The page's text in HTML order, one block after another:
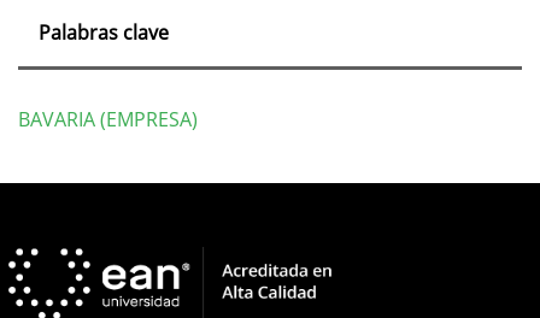
Palabras clave
BAVARIA (EMPRESA)
Detalles
artículo